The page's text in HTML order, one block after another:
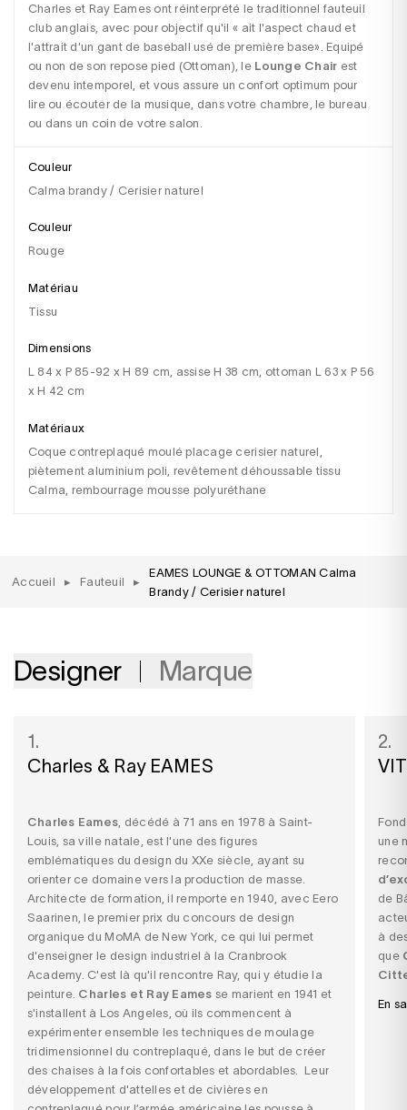
Charles et Ray Eames ont réinterprété le traditionnel fauteuil
club anglais, avec pour objectif qu'il « ait l'aspect chaud et
l'attrait d'un gant de baseball usé de première base». Equipé
ou non de son repose pied (Ottoman), le Lounge Chair est
devenu intemporel, et vous assure un confort optimum pour
lire ou écouter de la musique, dans votre chambre, le bureau
ou dans un coin de votre salon.
Couleur
Calma brandy / Cerisier naturel
Couleur
rouge
Matériau
tissu
Dimensions
L 84 x P 85-92 x H 89 cm, assise H 38 cm, ottoman L 63 x P 56
x H 42 cm
Matériaux
Coque contreplaqué moulé placage cerisier naturel,
piètement aluminium poli, revêtement déhoussable tissu
Calma, rembourrage mousse polyuréthane
Accueil ▸ Fauteuil ▸
EAMES LOUNGE & OTTOMAN Calma
Brandy / Cerisier naturel
Designer Marque
1.
Charles & Ray EAMES
Charles Eames, décédé à 71 ans en 1978 à Saint-
Louis, sa ville natale, est l'une des figures
emblématiques du design du XXe siècle, ayant su
orienter ce domaine vers la production de masse.
Architecte de formation, il remporte en 1940, avec Eero
Saarinen, le premier prix du concours de design
organique du MoMA de New York, ce qui lui permet
d'enseigner le design industriel à la Cranbrook
Academy. C'est là qu'il rencontre Ray, qui y étudie la
peinture. Charles et Ray Eames se marient en 1941 et
s'installent à Los Angeles, où ils commencent à
expérimenter ensemble les techniques de moulage
tridimensionnel du contreplaqué, dans le but de créer
des chaises à la fois confortables et abordables. Leur
développement d'attelles et de civières en
2.
une
de
à
que
En